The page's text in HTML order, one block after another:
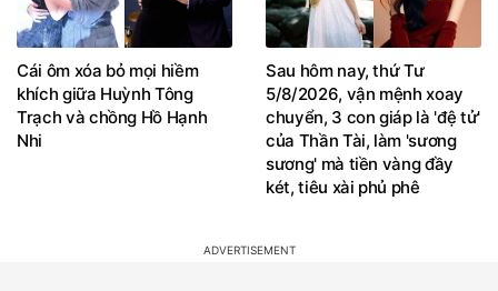
Cái ôm xóa bỏ mọi hiềm
khích giữa Huỳnh Tông
Trạch và chồng Hồ Hạnh
Nhi
Sau hôm nay, thứ Tư
5/8/2026, vận mệnh xoay
chuyển, 3 con giáp là 'đệ tử'
của Thần Tài, làm 'sương
sương' mà tiền vàng đầy
két, tiêu xài phủ phê